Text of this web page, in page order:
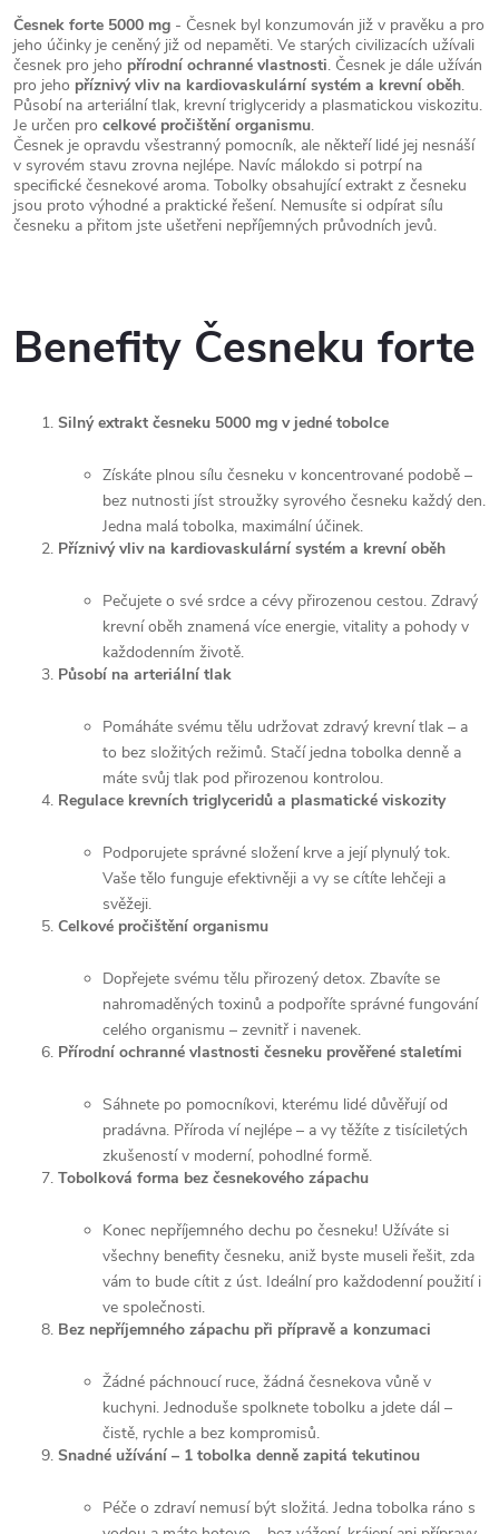
Česnek forte 5000 mg - Česnek byl konzumován již v pravěku a pro
jeho účinky je ceněný již od nepaměti. Ve starých civilizacích užívali
česnek pro jeho přírodní ochranné vlastnosti. Česnek je dále užíván
pro jeho příznivý vliv na kardiovaskulární systém a krevní oběh.
Působí na arteriální tlak, krevní triglyceridy a plasmatickou viskozitu.
Je určen pro celkové pročištění organismu.
Česnek je opravdu všestranný pomocník, ale někteří lidé jej nesnáší
v syrovém stavu zrovna nejlépe. Navíc málokdo si potrpí na
specifické česnekové aroma. Tobolky obsahující extrakt z česneku
jsou proto výhodné a praktické řešení. Nemusíte si odpírat sílu
česneku a přitom jste ušetřeni nepříjemných průvodních jevů.
Benefity Česneku forte
Silný extrakt česneku 5000 mg v jedné tobolce
Získáte plnou sílu česneku v koncentrované podobě –
bez nutnosti jíst stroužky syrového česneku každý den.
Jedna malá tobolka, maximální účinek.
Příznivý vliv na kardiovaskulární systém a krevní oběh
Pečujete o své srdce a cévy přirozenou cestou. Zdravý
krevní oběh znamená více energie, vitality a pohody v
každodenním životě.
Působí na arteriální tlak
Pomáháte svému tělu udržovat zdravý krevní tlak – a
to bez složitých režimů. Stačí jedna tobolka denně a
máte svůj tlak pod přirozenou kontrolou.
Regulace krevních triglyceridů a plasmatické viskozity
Podporujete správné složení krve a její plynulý tok.
Vaše tělo funguje efektivněji a vy se cítíte lehčeji a
svěžeji.
Celkové pročištění organismu
Dopřejete svému tělu přirozený detox. Zbavíte se
nahromaděných toxinů a podpoříte správné fungování
celého organismu – zevnitř i navenek.
Přírodní ochranné vlastnosti česneku prověřené staletími
Sáhnete po pomocníkovi, kterému lidé důvěřují od
pradávna. Příroda ví nejlépe – a vy těžíte z tisíciletých
zkušeností v moderní, pohodlné formě.
Tobolková forma bez česnekového zápachu
Konec nepříjemného dechu po česneku! Užíváte si
všechny benefity česneku, aniž byste museli řešit, zda
vám to bude cítit z úst. Ideální pro každodenní použití i
ve společnosti.
Bez nepříjemného zápachu při přípravě a konzumaci
Žádné páchnoucí ruce, žádná česnekova vůně v
kuchyni. Jednoduše spolknete tobolku a jdete dál –
čistě, rychle a bez kompromisů.
Snadné užívání – 1 tobolka denně zapitá tekutinou
Péče o zdraví nemusí být složitá. Jedna tobolka ráno s